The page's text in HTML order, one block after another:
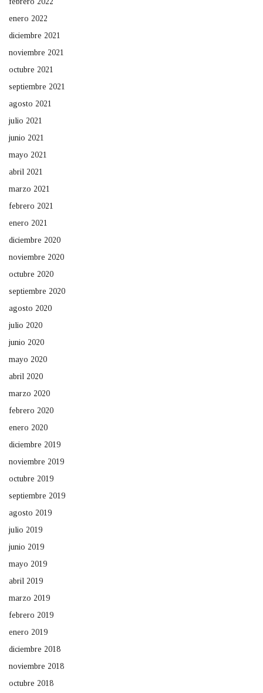
enero 2022
diciembre 2021
noviembre 2021
octubre 2021
septiembre 2021
agosto 2021
julio 2021
junio 2021
mayo 2021
abril 2021
marzo 2021
febrero 2021
enero 2021
diciembre 2020
noviembre 2020
octubre 2020
septiembre 2020
agosto 2020
julio 2020
junio 2020
mayo 2020
abril 2020
marzo 2020
febrero 2020
enero 2020
diciembre 2019
noviembre 2019
octubre 2019
septiembre 2019
agosto 2019
julio 2019
junio 2019
mayo 2019
abril 2019
marzo 2019
febrero 2019
enero 2019
diciembre 2018
noviembre 2018
octubre 2018